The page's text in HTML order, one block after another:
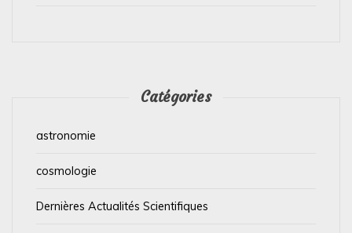
Catégories
astronomie
cosmologie
Dernières Actualités Scientifiques